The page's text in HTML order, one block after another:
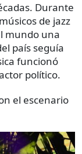
Durante
de jazz
mundo una
país seguía
funcionó
político.
el escenario